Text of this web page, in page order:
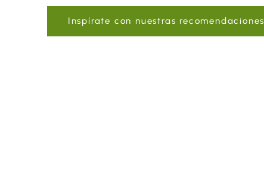
Inspírate con nuestras recomendaciones